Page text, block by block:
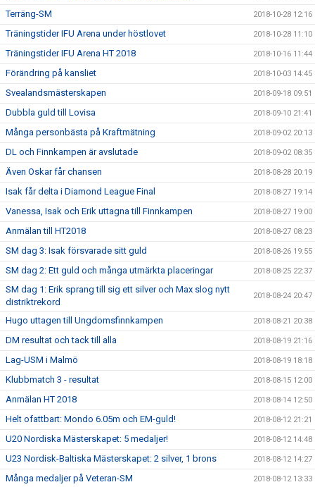
Terräng-SM 2018-10-28 12:16
Träningstider IFU Arena under höstlovet 2018-10-28 11:10
Träningstider IFU Arena HT 2018 2018-10-16 11:44
Förändring på kansliet 2018-10-03 14:45
Svealandsmästerskapen 2018-09-18 09:51
Dubbla guld till Lovisa 2018-09-10 21:41
Många personbästa på Kraftmätning 2018-09-02 20:13
DL och Finnkampen är avslutade 2018-09-02 08:35
Även Oskar får chansen 2018-08-28 20:19
Isak får delta i Diamond League Final 2018-08-27 19:14
Vanessa, Isak och Erik uttagna till Finnkampen 2018-08-27 19:00
Anmälan till HT2018 2018-08-27 08:23
SM dag 3: Isak försvarade sitt guld 2018-08-26 19:55
SM dag 2: Ett guld och många utmärkta placeringar 2018-08-25 22:37
SM dag 1: Erik sprang till sig ett silver och Max slog nytt
distriktrekord
2018-08-24 20:47
Hugo uttagen till Ungdomsfinnkampen 2018-08-21 20:38
DM resultat och tack till alla 2018-08-19 21:16
Lag-USM i Malmö 2018-08-19 18:18
Klubbmatch 3 - resultat 2018-08-15 12:00
Anmälan HT 2018 2018-08-14 12:50
Helt ofattbart: Mondo 6.05m och EM-guld! 2018-08-12 21:21
U20 Nordiska Mästerskapet: 5 medaljer! 2018-08-12 14:48
U23 Nordisk-Baltiska Mästerskapet: 2 silver, 1 brons 2018-08-12 14:27
Många medaljer på Veteran-SM 2018-08-12 13:33